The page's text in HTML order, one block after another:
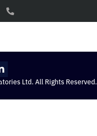
Ltd. All Rights Reserved.